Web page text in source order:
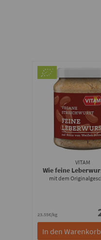
VITAM
Wie feine
mit dem
23.55€/kg
In den Warenkorb